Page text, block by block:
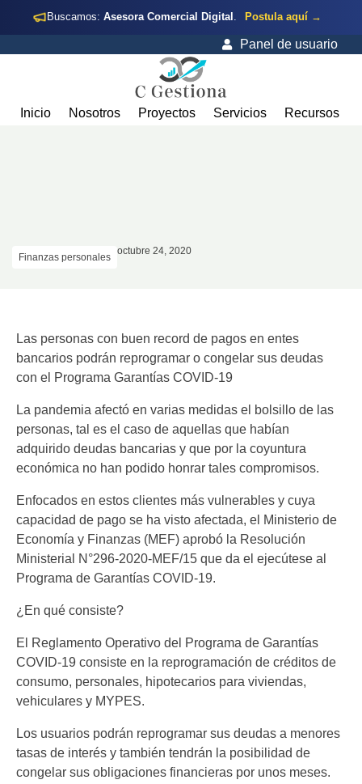
Buscamos: Asesora Comercial Digital . Postula aquí →
Panel de usuario
Inicio Nosotros Proyectos Servicios Recursos
Finanzas personales
octubre 24, 2020
Las personas con buen record de pagos en entes
bancarios podrán reprogramar o congelar sus deudas
con el Programa Garantías COVID-19
La pandemia afectó en varias medidas el bolsillo de las
personas, tal es el caso de aquellas que habían
adquirido deudas bancarias y que por la coyuntura
económica no han podido honrar tales compromisos.
Enfocados en estos clientes más vulnerables y cuya
capacidad de pago se ha visto afectada, el Ministerio de
Economía y Finanzas (MEF) aprobó la Resolución
Ministerial N°296-2020-MEF/15 que da el ejecútese al
Programa de Garantías COVID-19.
¿En qué consiste?
El Reglamento Operativo del Programa de Garantías
COVID-19 consiste en la reprogramación de créditos de
consumo, personales, hipotecarios para viviendas,
vehiculares y MYPES.
Los usuarios podrán reprogramar sus deudas a menores
tasas de interés y también tendrán la posibilidad de
congelar sus obligaciones financieras por unos meses.